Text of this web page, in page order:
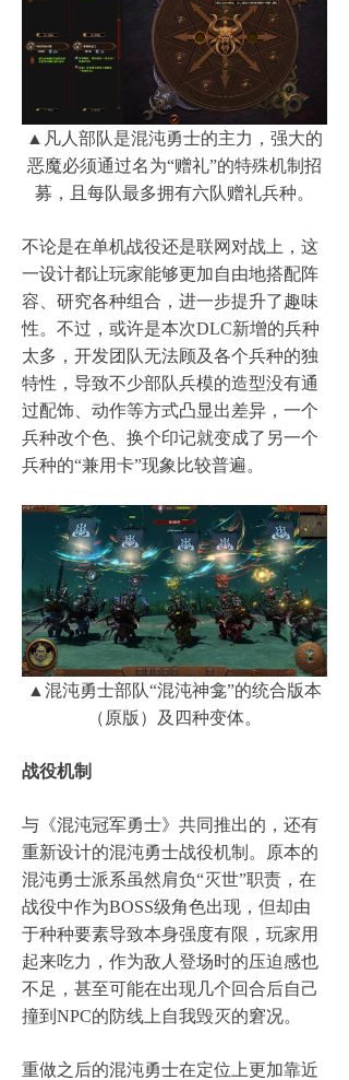
▲凡人部队是混沌勇士的主力，强大的
恶魔必须通过名为“赠礼”的特殊机制招
募，且每队最多拥有六队赠礼兵种。
不论是在单机战役还是联网对战上，这
一设计都让玩家能够更加自由地搭配阵
容、研究各种组合，进一步提升了趣味
性。不过，或许是本次DLC新增的兵种
太多，开发团队无法顾及各个兵种的独
特性，导致不少部队兵模的造型没有通
过配饰、动作等方式凸显出差异，一个
兵种改个色、换个印记就变成了另一个
兵种的“兼用卡”现象比较普遍。
▲混沌勇士部队“混沌神龛”的统合版本
（原版）及四种变体。
战役机制
与《混沌冠军勇士》共同推出的，还有
重新设计的混沌勇士战役机制。原本的
混沌勇士派系虽然肩负“灭世”职责，在
战役中作为BOSS级角色出现，但却由
于种种要素导致本身强度有限，玩家用
起来吃力，作为敌人登场时的压迫感也
不足，甚至可能在出现几个回合后自己
撞到NPC的防线上自我毁灭的窘况。
重做之后的混沌勇士在定位上更加靠近